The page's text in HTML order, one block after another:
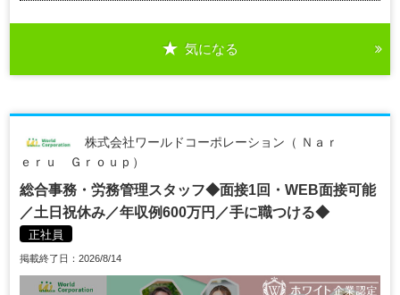
気になる
株式会社ワールドコーポレーション（ Ｎａｒ
ｅｒｕ Ｇｒｏｕｐ）
総合事務・労務管理スタッフ◆面接1回・WEB面接可能
／土日祝休み／年収例600万円／手に職つける◆
正社員
掲載終了日：2026/8/14